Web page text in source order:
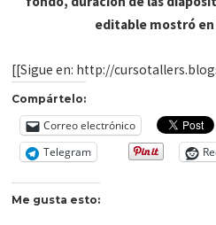
editable mostró en
[[Sigue en: http://
Compártelo:
Correo electrónico
Telegram
Me gusta esto: